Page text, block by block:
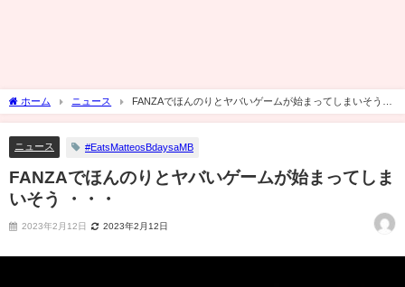
ホーム ニュース
FANZAでほんのりとヤバいゲームが始まってしまいそう
・・・
ニュース #EatsMatteosBdaysaMB
FANZAでほんのりとヤバいゲームが始まってしま
いそう ・・・
2023年2月12日 2023年2月12日